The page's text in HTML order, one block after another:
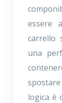
essere
carrello
una
logica è